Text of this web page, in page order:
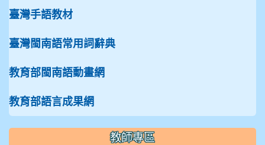
臺灣手語教材
臺灣閩南語常用詞辭典
教育部閩南語動畫網
教育部語言成果網
教師專區